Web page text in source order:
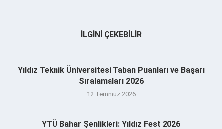
İLGINI ÇEKEBILIR
Yıldız Teknik Üniversitesi Taban Puanları ve Başarı
Sıralamaları 2026
12 Temmuz 2026
YTÜ Bahar Şenlikleri: Yıldız Fest 2026